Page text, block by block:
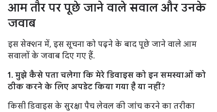
आम तौर पर पूछे जाने वाले सवाल और उनके
जवाब
इस सेक्शन में, इस सूचना को पढ़ने के बाद पूछे जाने वाले आम
सवालों के जवाब दिए गए हैं.
1. मुझे कैसे पता चलेगा कि मेरे डिवाइस को इन समस्याओं को
ठीक करने के लिए अपडेट किया गया है या नहीं?
किसी डिवाइस के सुरक्षा पैच लेवल की जांच करने का तरीका